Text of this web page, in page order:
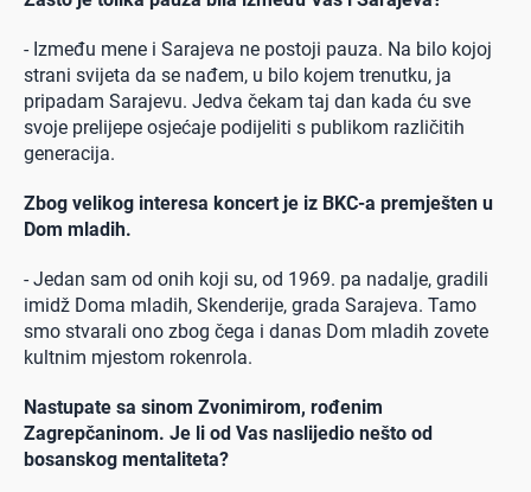
- Između mene i Sarajeva ne postoji pauza. Na bilo kojoj
strani svijeta da se nađem, u bilo kojem trenutku, ja
pripadam Sarajevu. Jedva čekam taj dan kada ću sve
svoje prelijepe osjećaje podijeliti s publikom različitih
generacija.
Zbog velikog interesa koncert je iz BKC-a premješten u
Dom mladih.
- Jedan sam od onih koji su, od 1969. pa nadalje, gradili
imidž Doma mladih, Skenderije, grada Sarajeva. Tamo
smo stvarali ono zbog čega i danas Dom mladih zovete
kultnim mjestom rokenrola.
Nastupate sa sinom Zvonimirom, rođenim
Zagrepčaninom. Je li od Vas naslijedio nešto od
bosanskog mentaliteta?